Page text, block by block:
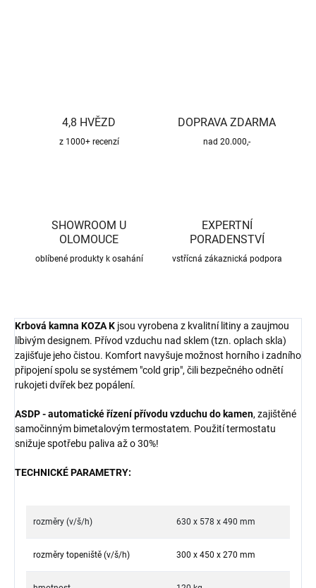
4,8 HVĚZD
z 1000+ recenzí
DOPRAVA ZDARMA
nad 20.000,-
SHOWROOM U
OLOMOUCE
oblíbené produkty k osahání
EXPERTNÍ
PORADENSTVÍ
vstřícná zákaznická podpora
Krbová kamna KOZA K jsou vyrobena z kvalitní litiny a zaujmou
líbivým designem. Přívod vzduchu nad sklem (tzn. oplach skla)
zajišťuje jeho čistou. Komfort navyšuje možnost horního i zadního
připojení spolu se systémem "cold grip", čili bezpečného odnětí
rukojeti dvířek bez popálení.
ASDP - automatické řízení přívodu vzduchu do kamen, zajištěné
samočinným bimetalovým termostatem. Použití termostatu
snižuje spotřebu paliva až o 30%!
TECHNICKÉ PARAMETRY:
rozměry (v/š/h) 630 x 578 x 490 mm
rozměry topeniště (v/š/h) 300 x 450 x 270 mm